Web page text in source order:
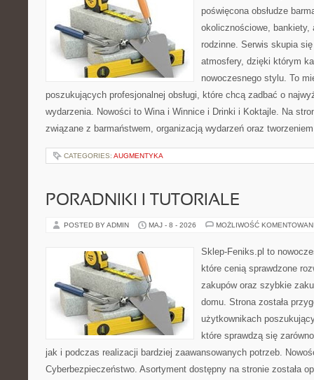
poświęcona obsłudze
okolicznościowe,
rodzinne. Serwis skupia
atmosfery, dzięki którym
nowoczesnego stylu. To
poszukujących profesjonalnej obsługi, które chcą zadbać o
wydarzenia. Nowości to Wina i Winnice i Drinki i Koktajle. Na
związane z barmaństwem, organizacją wydarzeń oraz
CATEGORIES: AUGMENTYKA
PORADNIKI I TUTORIALE
POSTED BY ADMIN MAJ - 8 - 2026 MOŻLIWOŚĆ
Sklep-Feniks.pl to
które cenią sprawdzone
zakupów oraz szybkie
domu. Strona została
użytkownikach
które sprawdzą się
jak i podczas realizacji bardziej zaawansowanych potrzeb.
Cyberbezpieczeństwo. Asortyment dostępny na stronie została